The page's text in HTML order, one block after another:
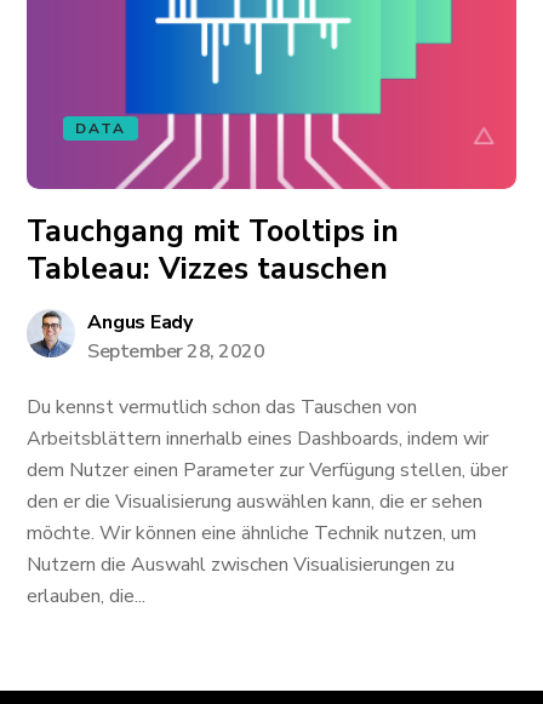
DATA
Tauchgang mit Tooltips in
Tableau: Vizzes tauschen
Angus Eady
September 28, 2020
Du kennst vermutlich schon das Tauschen von
Arbeitsblättern innerhalb eines Dashboards, indem wir
dem Nutzer einen Parameter zur Verfügung stellen, über
den er die Visualisierung auswählen kann, die er sehen
möchte. Wir können eine ähnliche Technik nutzen, um
Nutzern die Auswahl zwischen Visualisierungen zu
erlauben, die...